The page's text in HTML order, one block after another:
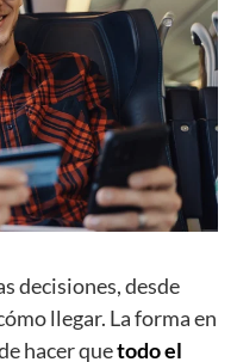
decisiones, desde
llegar. La forma en
hacer quetodo el